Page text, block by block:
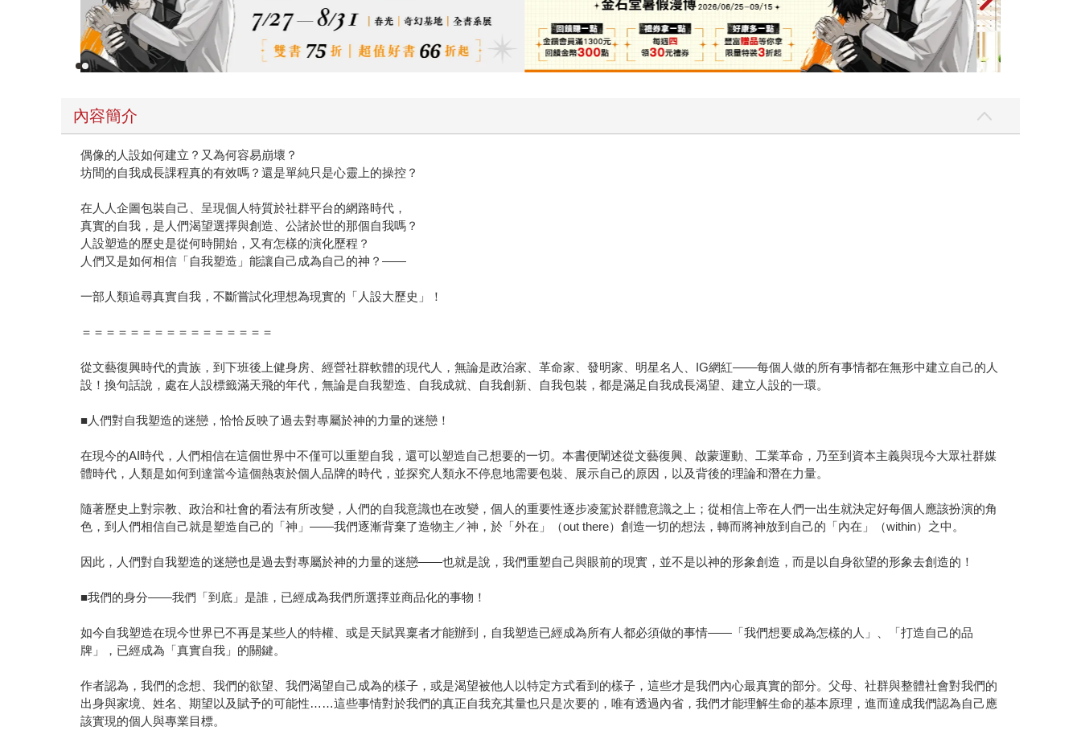
內容簡介
偶像的人設如何建立？又為何容易崩壞？
坊間的自我成長課程真的有效嗎？還是單純只是心靈上的操控？
在人人企圖包裝自己、呈現個人特質於社群平台的網路時代，
真實的自我，是人們渴望選擇與創造、公諸於世的那個自我嗎？
人設塑造的歷史是從何時開始，又有怎樣的演化歷程？
人們又是如何相信「自我塑造」能讓自己成為自己的神？——
一部人類追尋真實自我，不斷嘗試化理想為現實的「人設大歷史」！
＝＝＝＝＝＝＝＝＝＝＝＝＝＝＝＝
從文藝復興時代的貴族，到下班後上健身房、經營社群軟體的現代人，無論是政治家、革命家、發明家、明星名人、IG網紅——每個人做的所有事情都在無形中建立自己的人
設！換句話說，處在人設標籤滿天飛的年代，無論是自我塑造、自我成就、自我創新、自我包裝，都是滿足自我成長渴望、建立人設的一環。
■人們對自我塑造的迷戀，恰恰反映了過去對專屬於神的力量的迷戀！
在現今的AI時代，人們相信在這個世界中不僅可以重塑自我，還可以塑造自己想要的一切。本書便闡述從文藝復興、啟蒙運動、工業革命，乃至到資本主義與現今大眾社群媒
體時代，人類是如何到達當今這個熱衷於個人品牌的時代，並探究人類永不停息地需要包裝、展示自己的原因，以及背後的理論和潛在力量。
隨著歷史上對宗教、政治和社會的看法有所改變，人們的自我意識也在改變，個人的重要性逐步凌駕於群體意識之上；從相信上帝在人們一出生就決定好每個人應該扮演的角
色，到人們相信自己就是塑造自己的「神」——我們逐漸背棄了造物主／神，於「外在」（out there）創造一切的想法，轉而將神放到自己的「內在」（within）之中。
因此，人們對自我塑造的迷戀也是過去對專屬於神的力量的迷戀——也就是說，我們重塑自己與眼前的現實，並不是以神的形象創造，而是以自身欲望的形象去創造的！
■我們的身分——我們「到底」是誰，已經成為我們所選擇並商品化的事物！
如今自我塑造在現今世界已不再是某些人的特權、或是天賦異稟者才能辦到，自我塑造已經成為所有人都必須做的事情——「我們想要成為怎樣的人」、「打造自己的品
牌」，已經成為「真實自我」的關鍵。
作者認為，我們的念想、我們的欲望、我們渴望自己成為的樣子，或是渴望被他人以特定方式看到的樣子，這些才是我們內心最真實的部分。父母、社群與整體社會對我們的
出身與家境、姓名、期望以及賦予的可能性……這些事情對於我們的真正自我充其量也只是次要的，唯有透過內省，我們才能理解生命的基本原理，進而達成我們認為自己應
該實現的個人與專業目標。